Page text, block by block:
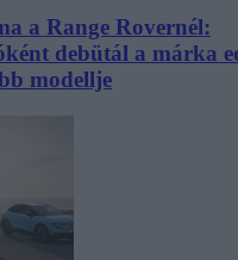
a Range Rovernél:
debütál a márka
modellje